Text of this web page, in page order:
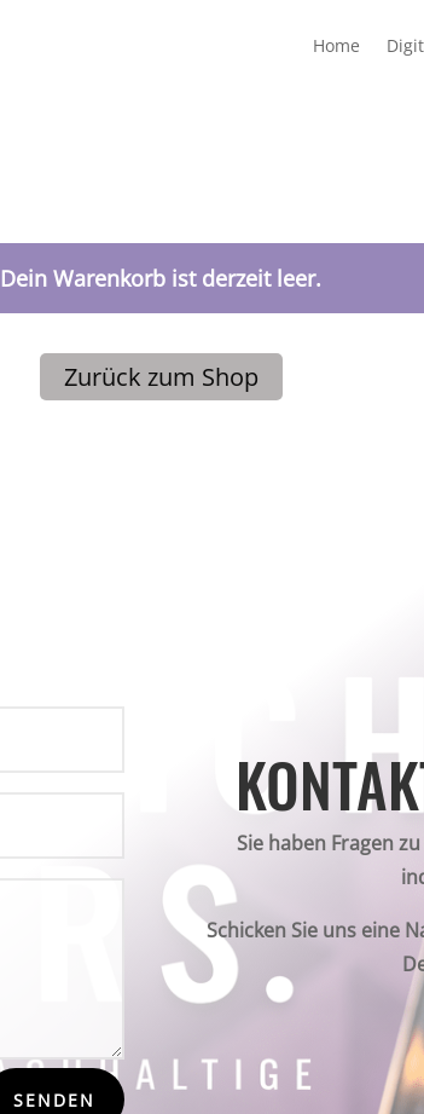
Home
Dein Warenkorb ist derzeit leer.
Zurück zum Shop
SENDEN
Sie haben Fragen
Schicken Sie uns eine